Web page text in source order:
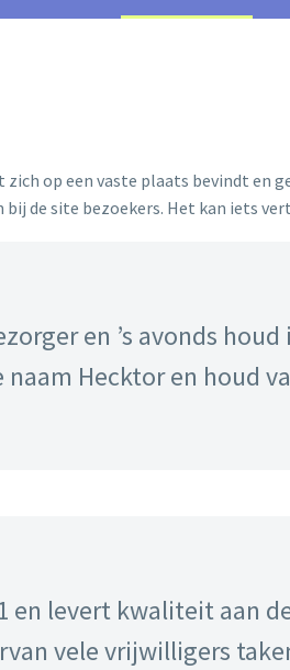
op een vaste plaats bevindt en
de site bezoekers. Het kan iets
en ’s avonds
Hecktor en houd
en levert kwaliteit aan
vele vrijwilligers